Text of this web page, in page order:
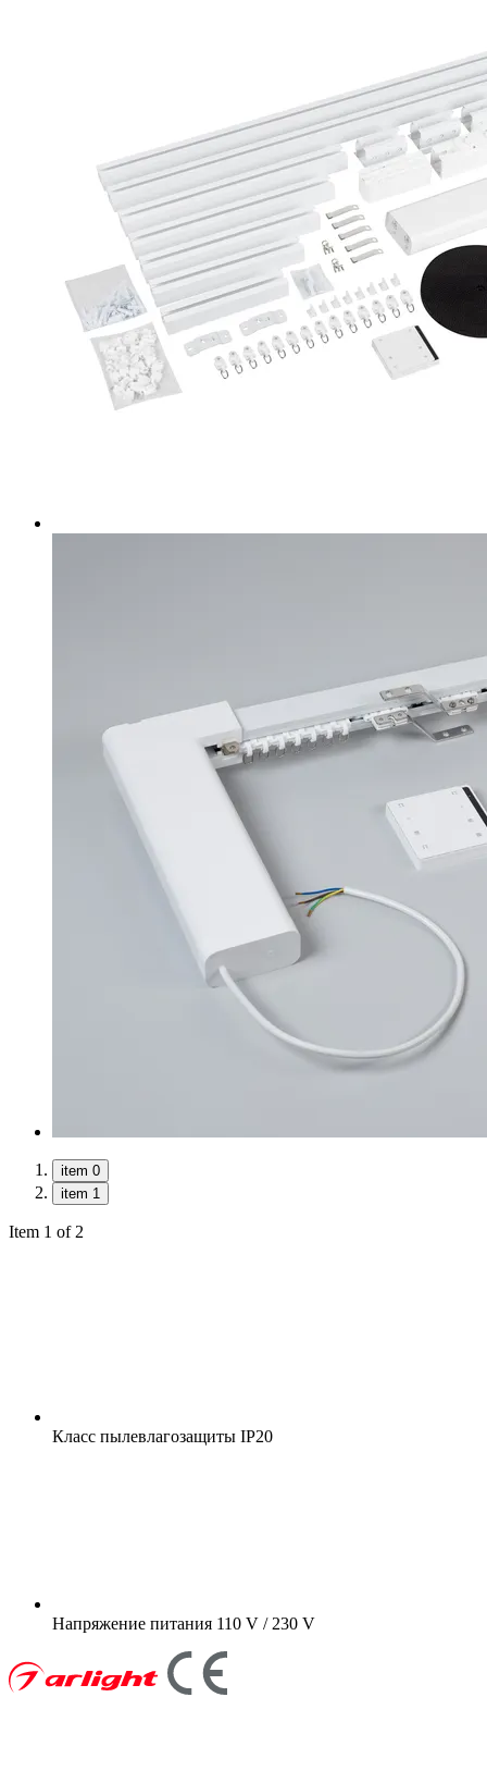
item 0
item 1
Item 1 of 2
Класс пылевлагозащиты IP20
Напряжение питания 110 V / 230 V